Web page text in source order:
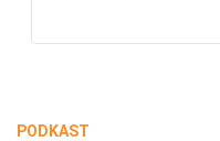
PODKAST